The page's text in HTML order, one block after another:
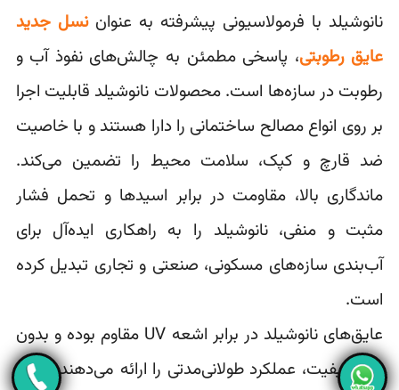
نانوشیلد با فرمولاسیونی پیشرفته به عنواننسل جدید
عایق‌ رطوبتی، پاسخی مطمئن به چالش‌های نفوذ آب و
رطوبت در سازه‌ها است. محصولات نانوشیلد قابلیت اجرا
بر روی انواع مصالح ساختمانی را دارا هستند و با خاصیت
ضد قارچ و کپک، سلامت محیط را تضمین می‌کند.
ماندگاری بالا، مقاومت در برابر اسیدها و تحمل فشار
مثبت و منفی، نانوشیلد را به راهکاری ایده‌آل برای
آب‌بندی سازه‌های مسکونی، صنعتی و تجاری تبدیل کرده
است.
عایق‌های نانوشیلد در برابر اشعه UV مقاوم بوده و بدون
افت کیفیت، عملکرد طولانی‌مدتی را ارائه می‌دهند. علاوه